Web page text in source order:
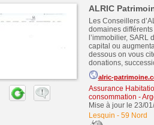
ALRIC
Les Conseillers
domaines
l’immobilier,
capital ou
dessous on vous
donations,
alric-
Assurance
consommation -
Mise à jour le 23/
Lesquin - 59 Nord